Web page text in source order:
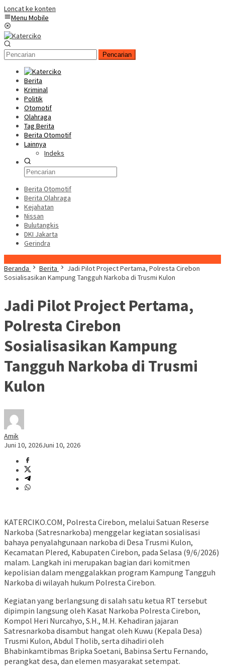
Loncat ke konten
Menu Mobile
Pencarian
Berita
Kriminal
Politik
Otomotif
Olahraga
Tag Berita
Berita Otomotif
Lainnya
Indeks
Berita Otomotif
Berita Olahraga
Kejahatan
Nissan
Bulutangkis
DKI Jakarta
Gerindra
Beranda
Berita
Jadi Pilot Project Pertama, Polresta Cirebon
Sosialisasikan Kampung Tangguh Narkoba di Trusmi Kulon
Jadi Pilot Project Pertama,
Polresta Cirebon
Sosialisasikan Kampung
Tangguh Narkoba di Trusmi
Kulon
Amik
Juni 10, 2026Juni 10, 2026
KATERCIKO.COM, Polresta Cirebon, melalui Satuan Reserse
Narkoba (Satresnarkoba) menggelar kegiatan sosialisasi
bahaya penyalahgunaan narkoba di Desa Trusmi Kulon,
Kecamatan Plered, Kabupaten Cirebon, pada Selasa (9/6/2026)
malam. Langkah ini merupakan bagian dari komitmen
kepolisian dalam menggalakkan program Kampung Tangguh
Narkoba di wilayah hukum Polresta Cirebon.
Kegiatan yang berlangsung di salah satu ketua RT tersebut
dipimpin langsung oleh Kasat Narkoba Polresta Cirebon,
Kompol Heri Nurcahyo, S.H., M.H. Kehadiran jajaran
Satresnarkoba disambut hangat oleh Kuwu (Kepala Desa)
Trusmi Kulon, Abdul Tholib, serta dihadiri oleh
Bhabinkamtibmas Bripka Soetani, Babinsa Sertu Fernando,
perangkat desa, dan elemen masyarakat setempat.